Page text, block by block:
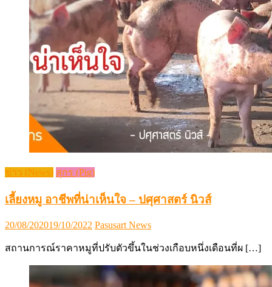
ข่าว (News) สุกร (Pig)
เลี้ยงหมู อาชีพที่น่าเห็นใจ – ปศุศาสตร์ นิวส์
Posted
20/08/202019/10/2022 Author
Pasusart News
สถานการณ์ราคาหมูที่ปรับตัวขึ้นในช่วงเกือบหนึ่งเดือนที่ผ […]